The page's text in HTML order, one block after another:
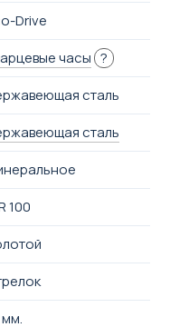
Drive
часы ?
сталь
сталь
100
мм.